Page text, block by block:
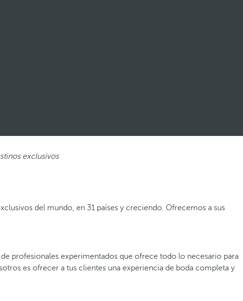
exclusivos
del mundo, en 31 países y creciendo. Ofrecemos a sus
profesionales experimentados que ofrece todo lo necesario para
es ofrecer a tus clientes una experiencia de boda completa y